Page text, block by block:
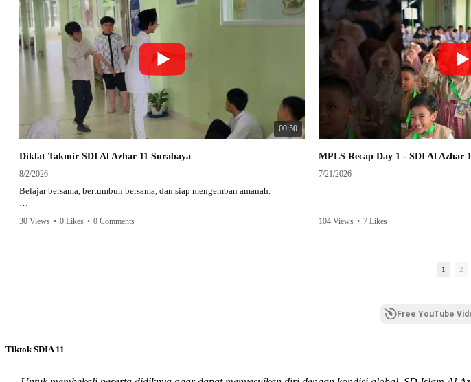
00:50
Diklat Takmir SDI Al Azhar 11 Surabaya
8/2/2026
Belajar bersama, bertumbuh bersama, dan siap mengemban amanah.
30 Views • 0 Likes • 0 Comments
MPLS Recap Day 1 - SDI Al Azhar
7/21/2026
104 Views • 7 Likes
1 2
Free YouTube
Tiktok SDIA 11